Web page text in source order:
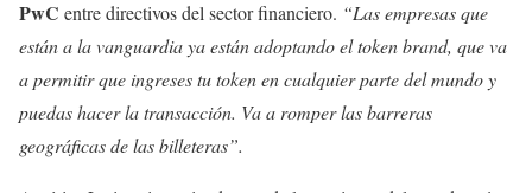
PwC entre directivos del sector financiero. “Las empresas que
están a la vanguardia ya están adoptando el token brand, que va
a permitir que ingreses tu token en cualquier parte del mundo y
puedas hacer la transacción. Va a romper las barreras
geográficas de las billeteras”.